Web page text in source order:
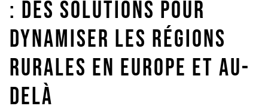
: des solutions pour
dynamiser les régions
rurales en Europe et au-
delà